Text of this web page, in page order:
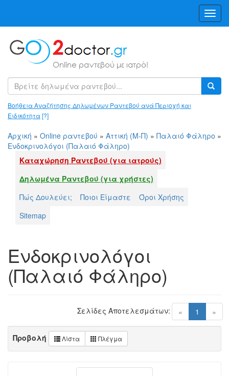
Βοήθεια Αναζήτησης Δηλωμένων Ραντεβού ανά Περιοχή και
Ειδικότητα[?]
Αρχική » Online ραντεβού » Αττική (Μ-Π) » Παλαιό Φάληρο »
Ενδοκρινολόγοι (Παλαιό Φάληρο)
Καταχώρηση Ραντεβού (για ιατρούς)
Δηλωμένα Ραντεβού (για χρήστες)
Πώς Δουλεύει;
Ποιοι Είμαστε
Όροι Χρήσης
Sitemap
Ενδοκρινολόγοι
(Παλαιό Φάληρο)
« 1 (current)
»
Σελίδες Αποτελεσμάτων:
Προβολή Λίστα Πλέγμα